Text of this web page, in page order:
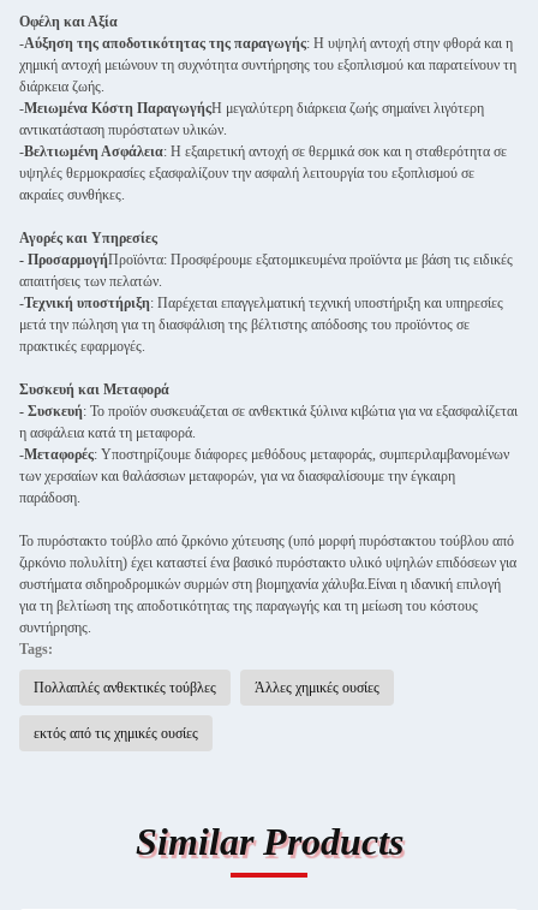
Οφέλη και Αξία
-Αύξηση της αποδοτικότητας της παραγωγής: Η υψηλή αντοχή στην φθορά και η
χημική αντοχή μειώνουν τη συχνότητα συντήρησης του εξοπλισμού και παρατείνουν τη
διάρκεια ζωής.
-Μειωμένα Κόστη ΠαραγωγήςΗ μεγαλύτερη διάρκεια ζωής σημαίνει λιγότερη
αντικατάσταση πυρόστατων υλικών.
-Βελτιωμένη Ασφάλεια: Η εξαιρετική αντοχή σε θερμικά σοκ και η σταθερότητα σε
υψηλές θερμοκρασίες εξασφαλίζουν την ασφαλή λειτουργία του εξοπλισμού σε
ακραίες συνθήκες.
Αγορές και Υπηρεσίες
- ΠροσαρμογήΠροϊόντα: Προσφέρουμε εξατομικευμένα προϊόντα με βάση τις ειδικές
απαιτήσεις των πελατών.
-Τεχνική υποστήριξη: Παρέχεται επαγγελματική τεχνική υποστήριξη και υπηρεσίες
μετά την πώληση για τη διασφάλιση της βέλτιστης απόδοσης του προϊόντος σε
πρακτικές εφαρμογές.
Συσκευή και Μεταφορά
- Συσκευή: Το προϊόν συσκευάζεται σε ανθεκτικά ξύλινα κιβώτια για να εξασφαλίζεται
η ασφάλεια κατά τη μεταφορά.
-Μεταφορές: Υποστηρίζουμε διάφορες μεθόδους μεταφοράς, συμπεριλαμβανομένων
των χερσαίων και θαλάσσιων μεταφορών, για να διασφαλίσουμε την έγκαιρη
παράδοση.
Το πυρόστακτο τούβλο από ζιρκόνιο χύτευσης (υπό μορφή πυρόστακτου τούβλου από
ζιρκόνιο πολυλίτη) έχει καταστεί ένα βασικό πυρόστακτο υλικό υψηλών επιδόσεων για
συστήματα σιδηροδρομικών συρμών στη βιομηχανία χάλυβα.Είναι η ιδανική επιλογή
για τη βελτίωση της αποδοτικότητας της παραγωγής και τη μείωση του κόστους
συντήρησης.
Tags:
Πολλαπλές ανθεκτικές τούβλες Άλλες χημικές ουσίες
εκτός από τις χημικές ουσίες
Similar Products